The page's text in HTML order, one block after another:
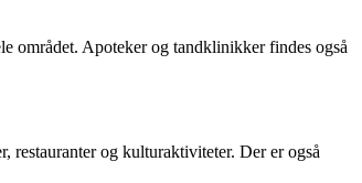
området. Apoteker og tandklinikker findes også
restauranter og kulturaktiviteter. Der er også